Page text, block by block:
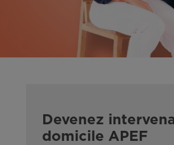
Devenez
domicile APEF